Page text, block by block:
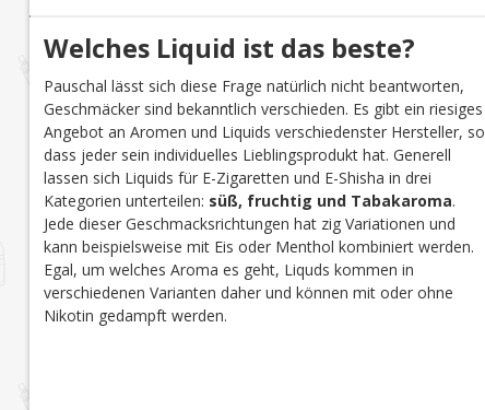
Welches Liquid ist das beste?
Pauschal lässt sich diese Frage natürlich nicht beantworten,
Geschmäcker sind bekanntlich verschieden. Es gibt ein riesiges
Angebot an Aromen und Liquids verschiedenster Hersteller, so
dass jeder sein individuelles Lieblingsprodukt hat. Generell
lassen sich Liquids für E-Zigaretten und E-Shisha in drei
Kategorien unterteilen: süß, fruchtig und Tabakaroma.
Jede dieser Geschmacksrichtungen hat zig Variationen und
kann beispielsweise mit Eis oder Menthol kombiniert werden.
Egal, um welches Aroma es geht, Liquds kommen in
verschiedenen Varianten daher und können mit oder ohne
Nikotin gedampft werden.